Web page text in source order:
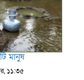
মানুষ
১১:৩৫